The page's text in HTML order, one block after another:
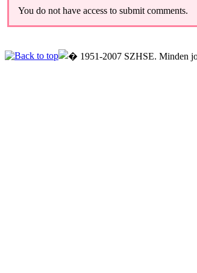
You do not have access to submit comments.